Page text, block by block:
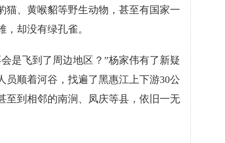
猫、黄喉貂等野生动物，甚至有国家一
却没有绿孔雀。
飞到了周边地区？”杨家伟有了新疑
员顺着河谷，找遍了黑惠江上下游30公
至到相邻的南涧、凤庆等县，依旧一无